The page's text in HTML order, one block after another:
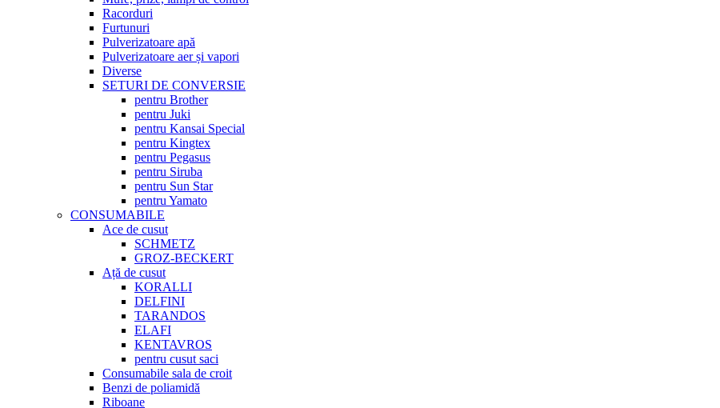
Racorduri
Furtunuri
Pulverizatoare apă
Pulverizatoare aer și vapori
Diverse
SETURI DE CONVERSIE
pentru Brother
pentru Juki
pentru Kansai Special
pentru Kingtex
pentru Pegasus
pentru Siruba
pentru Sun Star
pentru Yamato
CONSUMABILE
Ace de cusut
SCHMETZ
GROZ-BECKERT
Ață de cusut
KORALLI
DELFINI
TARANDOS
ELAFI
KENTAVROS
pentru cusut saci
Consumabile sala de croit
Benzi de poliamidă
Riboane